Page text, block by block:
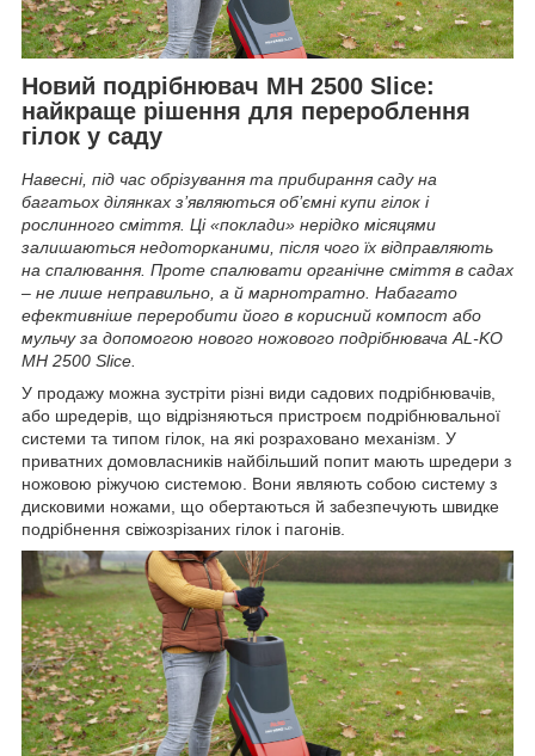
Новий подрібнювач МH 2500 Slice:
найкраще рішення для перероблення
гілок у саду
Навесні, під час обрізування та прибирання саду на
багатьох ділянках з’являються об’ємні купи гілок і
рослинного сміття. Ці «поклади» нерідко місяцями
залишаються недоторканими, після чого їх відправляють
на спалювання. Проте спалювати органічне сміття в садах
– не лише неправильно, а й марнотратно. Набагато
ефективніше переробити його в корисний компост або
мульчу за допомогою нового ножового подрібнювача AL-KO
МH 2500 Slice.
У продажу можна зустріти різні види садових подрібнювачів,
або шредерів, що відрізняються пристроєм подрібнювальної
системи та типом гілок, на які розраховано механізм. У
приватних домовласників найбільший попит мають шредери з
ножовою ріжучою системою. Вони являють собою систему з
дисковими ножами, що обертаються й забезпечують швидке
подрібнення свіжозрізаних гілок і пагонів.